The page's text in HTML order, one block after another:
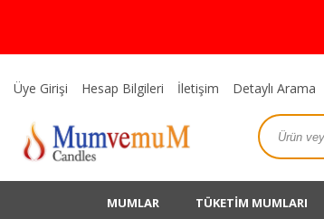
Üye Girişi Hesap Bilgileri İletişim Detaylı Arama
MUMLAR TÜKETİM MUMLARI